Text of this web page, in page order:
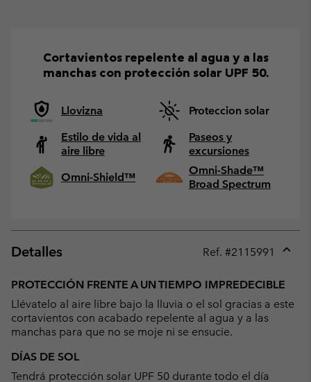
Cortavientos repelente al agua y a las
manchas con protección solar UPF 50.
Llovizna
Proteccion solar
Estilo de vida al
aire libre
Paseos y
excursiones
Omni-Shield™
Omni-Shade™
Broad Spectrum
Detalles Ref. #2115991
or
PROTECCIÓN FRENTE A UN TIEMPO IMPREDECIBLE
Llévatelo al aire libre bajo la lluvia o el sol gracias a este
cortavientos con acabado repelente al agua y a las
manchas para que no se moje ni se ensucie.
DÍAS DE SOL
Tendrá protección solar UPF 50 durante todo el día